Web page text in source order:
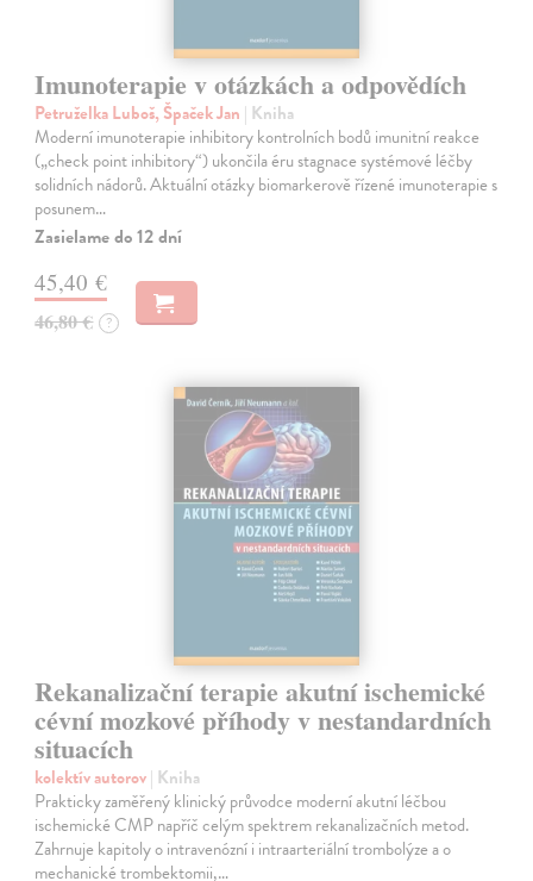
Imunoterapie v otázkách a odpovědích
Petruželka Luboš, Špaček Jan | Kniha
Moderní imunoterapie inhibitory kontrolních bodů imunitní reakce
(„check point inhibitory“) ukončila éru stagnace systémové léčby
solidních nádorů. Aktuální otázky biomarkerově řízené imunoterapie s
posunem…
Zasielame do 12 dní
45,40 €
46,80 € ?
Rekanalizační terapie akutní ischemické
cévní mozkové příhody v nestandardních
situacích
kolektív autorov| Kniha
Prakticky zaměřený klinický průvodce moderní akutní léčbou
ischemické CMP napříč celým spektrem rekanalizačních metod.
Zahrnuje kapitoly o intravenózní i intraarteriální trombolýze a o
mechanické trombektomii,…